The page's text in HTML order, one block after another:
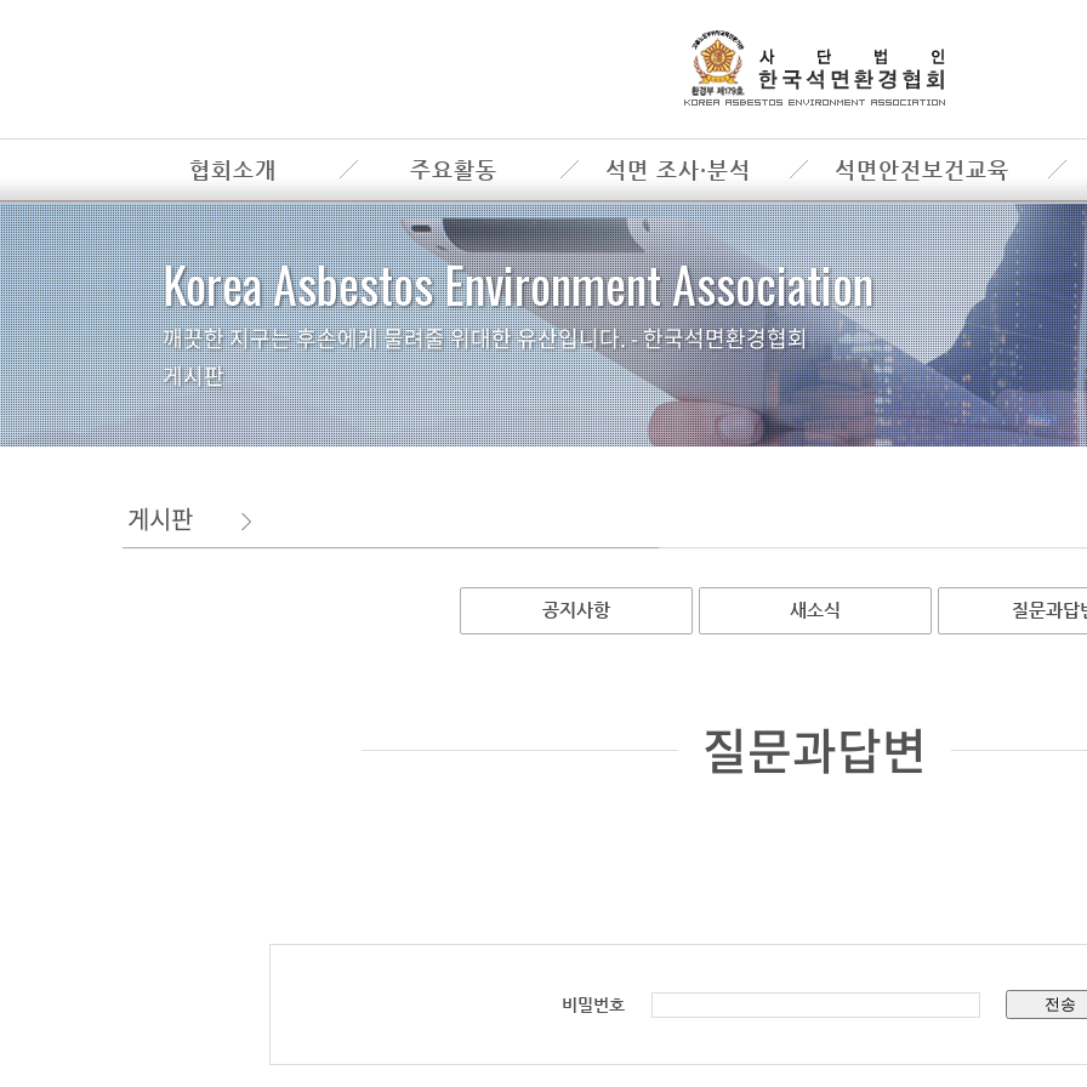
협회소개 주요활동 석면 조사·분석 석면안전보건교육
Korea Asbestos Environment Association
깨끗한 지구는 후손에게 물려줄 위대한 유산입니다. - 한국석면환경협회
게시판
게시판
공지사항 새소식 질문과답
질문과답변
비밀번호 전송